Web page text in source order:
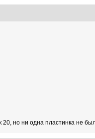
но ни одна пластинка не